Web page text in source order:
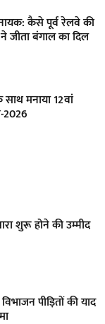
कैसे पूर्व रेलवे की
जीता बंगाल का दिल
मनाया 12वां
2026
शुरू होने की उम्मीद
पीड़ितों की याद